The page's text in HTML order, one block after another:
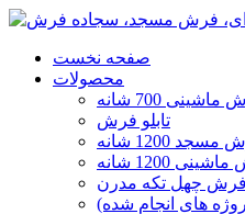
صفحه نخست
محصولات
700 شانه
تابلو فرش
1200 شانه
1200 شانه
فرش چهل تکه مدرن
های انجام شده)